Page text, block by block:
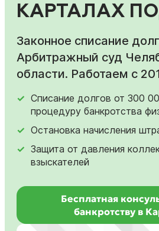
КАРТАЛАХ
Законное списание
Арбитражный суд
области. Работаем с
Списание долгов от 300
процедуру банкротства
Остановка начисления
Защита от давления
взыскателей
Бесплатная
банкротству в